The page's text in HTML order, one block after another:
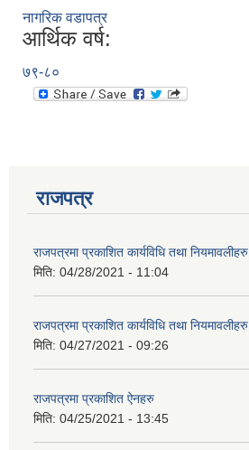
नागरिक वडापत्र
आर्थिक वर्ष:
७९-८०
राजपत्र
राजपत्रमा प्रकाशित कार्यविधि तथा नियमावलीहरु
मिति: 04/28/2021 - 11:04
राजपत्रमा प्रकाशित कार्यविधि तथा नियमावलीहरु
मिति: 04/27/2021 - 09:26
राजपत्रमा प्रकाशित ऐनहरु
मिति: 04/25/2021 - 13:45